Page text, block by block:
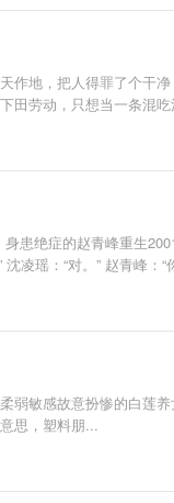
作地，把人得罪了个干
田劳动，只想当一条混
患绝症的赵青峰重生
沈凌瑶：“对。” 赵青峰
弱敏感故意扮惨的白莲
思，塑料朋...